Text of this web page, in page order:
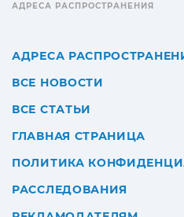
АДРЕСА РАСПРОСТРАНЕНИЯ
АДРЕСА
ВСЕ НОВОСТИ
ВСЕ СТАТЬИ
ГЛАВНАЯ СТРАНИЦА
ПОЛИТИКА
РАССЛЕДОВАНИЯ